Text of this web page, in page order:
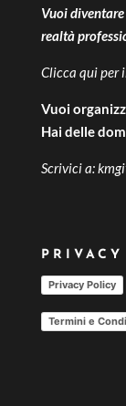
Vuoi
realtà
Clicca qui per
Vuoi
Hai delle
Scrivici a:
Privacy Policy
Termini e